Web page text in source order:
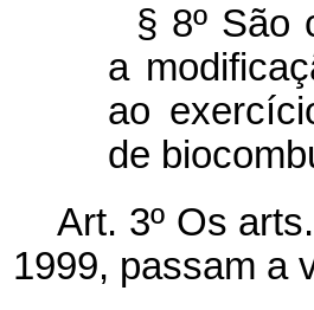
§ 8º São
a
ao
de
Art. 3º Os
1999, passam a